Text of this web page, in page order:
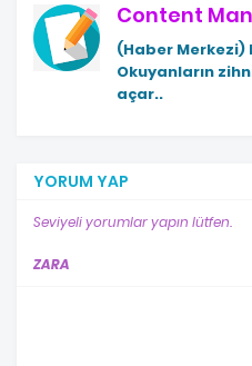
Content
(Haber Merkezi)
Okuyanların
açar..
YORUM YAP
Seviyeli yorumlar yapın lütfen.
ZARA